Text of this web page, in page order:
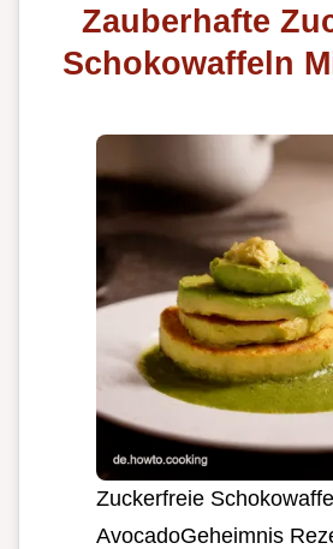
Zauberhafte
Schokowaffeln
Zuckerfreie
AvocadoGeheimnis